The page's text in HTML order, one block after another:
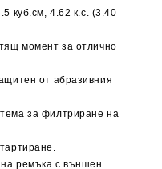
куб.см, 4.62 к.с. (3.40
момент за отлично
от абразивния
за филтриране на
ремъка с външен